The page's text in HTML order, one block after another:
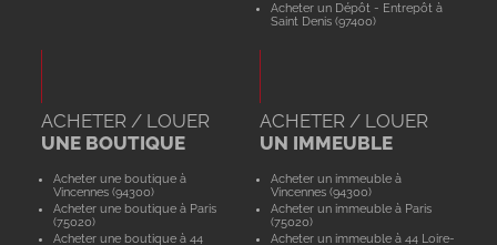
Acheter un Dépôt - Entrepôt à
Saint Denis (97400)
ACHETER / LOUER
UNE BOUTIQUE
Acheter une boutique à
Vincennes (94300)
Acheter une boutique à Paris
(75020)
Acheter une boutique à 44
ACHETER / LOUER
UN IMMEUBLE
Acheter un immeuble à
Vincennes (94300)
Acheter un immeuble à Paris
(75020)
Acheter un immeuble à 44 Loire-